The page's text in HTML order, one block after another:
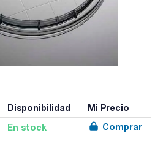
Disponibilidad Mi Precio
En stock Comprar